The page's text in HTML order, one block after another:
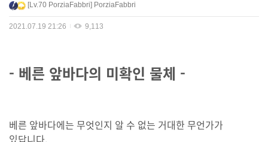
Lv.70 PorziaFabbri PorziaFabbri
2021.07.19 21:26 9,113
- 베른 앞바다의 미확인 물체 -
베른 앞바다에는 무엇인지 알 수 없는 거대한 무언가가